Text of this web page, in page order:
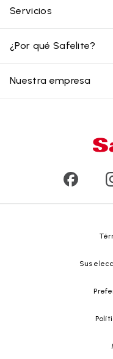
Mi cita
Servicios
Ubicaciones
Vidrios para
¿Por qué Safelite?
Por qué elegir Safelite
Reseñas de clientes
Reciclado de vidrio
Nuestra empresa
Safelite Foundation
Sus